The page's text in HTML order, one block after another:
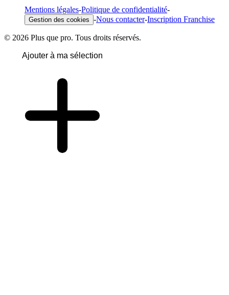
Mentions légales-Politique de confidentialité-
Gestion des cookies -Nous contacter-Inscription Franchise
© 2026 Plus que pro. Tous droits réservés.
Ajouter à ma sélection